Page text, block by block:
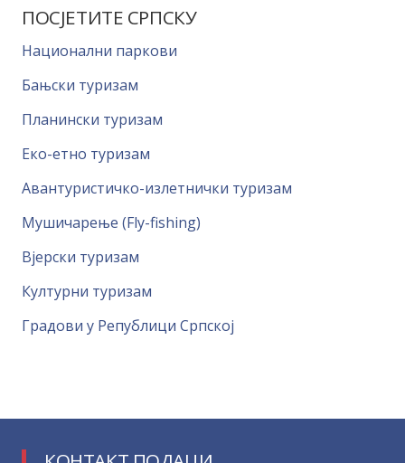
ПОСЈЕТИТЕ СРПСКУ
Национални паркови
Бањски туризам
Планински туризам
Еко-етно туризам
Авантуристичко-излетнички туризам
Мушичарење (Fly-fishing)
Вјерски туризам
Културни туризам
Градови у Републици Српској